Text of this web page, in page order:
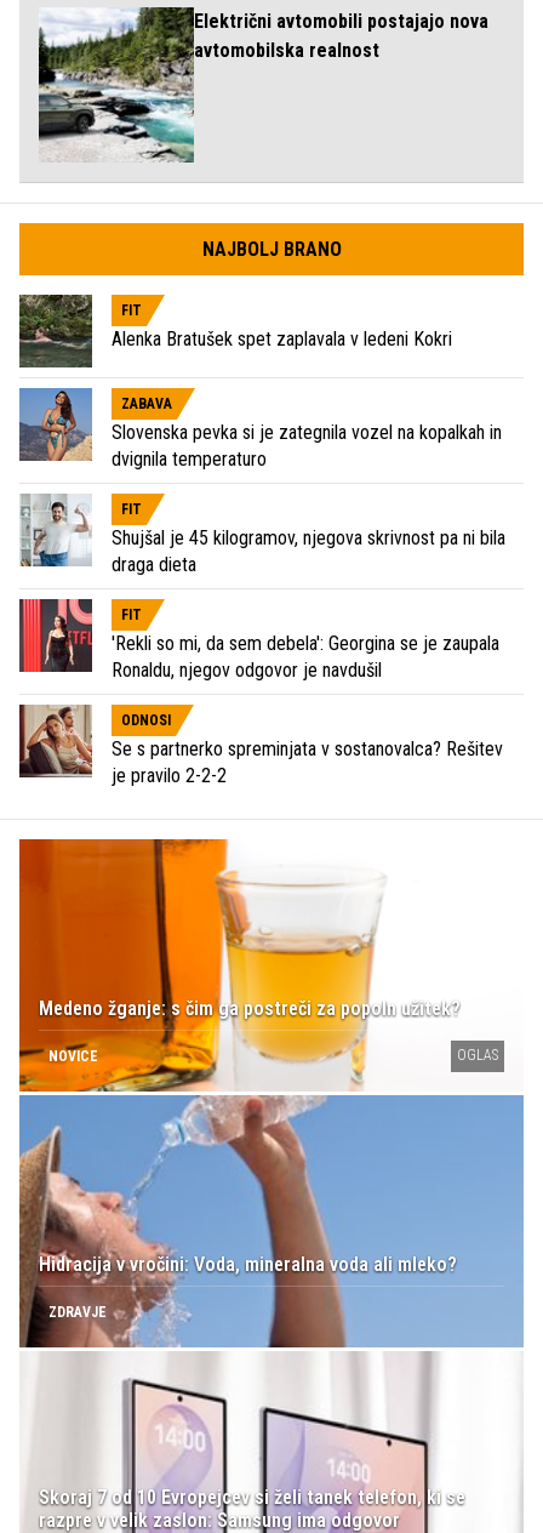
Električni avtomobili postajajo nova
avtomobilska realnost
NAJBOLJ BRANO
FIT
Alenka Bratušek spet zaplavala v ledeni Kokri
ZABAVA
Slovenska pevka si je zategnila vozel na kopalkah in
dvignila temperaturo
FIT
Shujšal je 45 kilogramov, njegova skrivnost pa ni bila
draga dieta
FIT
'Rekli so mi, da sem debela': Georgina se je zaupala
Ronaldu, njegov odgovor je navdušil
ODNOSI
Se s partnerko spreminjata v sostanovalca? Rešitev
je pravilo 2-2-2
Medeno žganje: s čim ga postreči za popoln užitek?
NOVICE OGLAS
Hidracija v vročini: Voda, mineralna voda ali mleko?
ZDRAVJE
Skoraj 7 od 10 Evropejcev si želi tanek telefon, ki se
razpre v velik zaslon: Samsung ima odgovor